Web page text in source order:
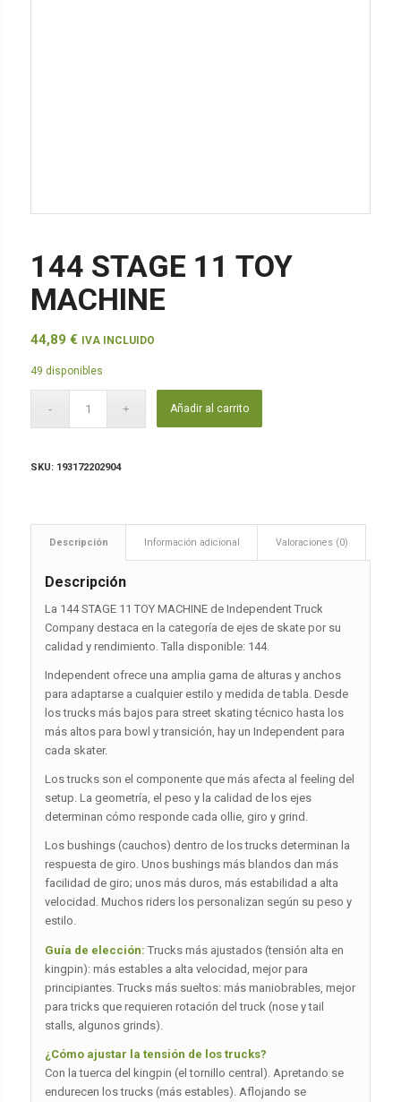
144 STAGE 11 TOY
MACHINE
44,89 € IVA INCLUIDO
49 disponibles
Añadir al carrito
SKU: 193172202904
Descripción Información adicional Valoraciones (0)
Descripción
La 144 STAGE 11 TOY MACHINE de Independent Truck
Company destaca en la categoría de ejes de skate por su
calidad y rendimiento. Talla disponible: 144.
Independent ofrece una amplia gama de alturas y anchos
para adaptarse a cualquier estilo y medida de tabla. Desde
los trucks más bajos para street skating técnico hasta los
más altos para bowl y transición, hay un Independent para
cada skater.
Los trucks son el componente que más afecta al feeling del
setup. La geometría, el peso y la calidad de los ejes
determinan cómo responde cada ollie, giro y grind.
Los bushings (cauchos) dentro de los trucks determinan la
respuesta de giro. Unos bushings más blandos dan más
facilidad de giro; unos más duros, más estabilidad a alta
velocidad. Muchos riders los personalizan según su peso y
estilo.
Guía de elección: Trucks más ajustados (tensión alta en
kingpin): más estables a alta velocidad, mejor para
principiantes. Trucks más sueltos: más maniobrables, mejor
para tricks que requieren rotación del truck (nose y tail
stalls, algunos grinds).
¿Cómo ajustar la tensión de los trucks?
Con la tuerca del kingpin (el tornillo central). Apretando se
endurecen los trucks (más estables). Aflojando se